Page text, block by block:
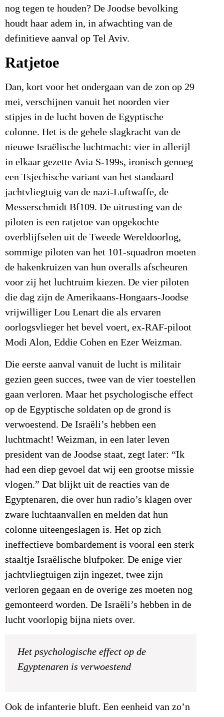
nog tegen te houden? De Joodse bevolking
houdt haar adem in, in afwachting van de
definitieve aanval op Tel Aviv.
Ratjetoe
Dan, kort voor het ondergaan van de zon op 29
mei, verschijnen vanuit het noorden vier
stipjes in de lucht boven de Egyptische
colonne. Het is de gehele slagkracht van de
nieuwe Israëlische luchtmacht: vier in allerijl
in elkaar gezette Avia S-199s, ironisch genoeg
een Tsjechische variant van het standaard
jachtvliegtuig van de nazi-Luftwaffe, de
Messerschmidt Bf109. De uitrusting van de
piloten is een ratjetoe van opgekochte
overblijfselen uit de Tweede Wereldoorlog,
sommige piloten van het 101-squadron moeten
de hakenkruizen van hun overalls afscheuren
voor zij het luchtruim kiezen. De vier piloten
die dag zijn de Amerikaans-Hongaars-Joodse
vrijwilliger Lou Lenart die als ervaren
oorlogsvlieger het bevel voert, ex-RAF-piloot
Modi Alon, Eddie Cohen en Ezer Weizman.
Die eerste aanval vanuit de lucht is militair
gezien geen succes, twee van de vier toestellen
gaan verloren. Maar het psychologische effect
op de Egyptische soldaten op de grond is
verwoestend. De Israëli’s hebben een
luchtmacht! Weizman, in een later leven
president van de Joodse staat, zegt later: “Ik
had een diep gevoel dat wij een grootse missie
vlogen.” Dat blijkt uit de reacties van de
Egyptenaren, die over hun radio’s klagen over
zware luchtaanvallen en melden dat hun
colonne uiteengeslagen is. Het op zich
ineffectieve bombardement is vooral een sterk
staaltje Israëlische blufpoker. De enige vier
jachtvliegtuigen zijn ingezet, twee zijn
verloren gegaan en de overige zes moeten nog
gemonteerd worden. De Israëli’s hebben in de
lucht voorlopig bijna niets over.
Het psychologische effect op de
Egyptenaren is verwoestend
Ook de infanterie bluft. Een eenheid van zo’n